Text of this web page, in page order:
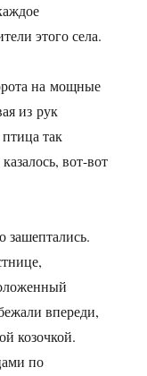
этого села.
на мощные
из рук
так
вот-вот
зашептались.
впереди,
козочкой.
по